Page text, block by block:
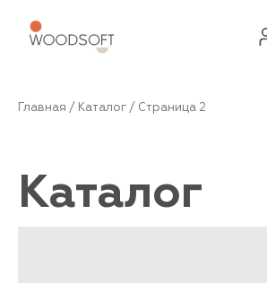
Главная / Каталог / Страница 2
Каталог